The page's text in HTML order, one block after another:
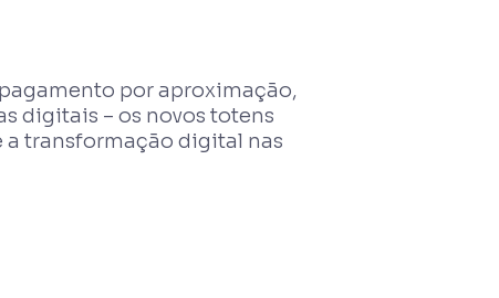
por aproximação,
digitais – os novos totens
transformação digital nas